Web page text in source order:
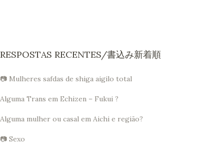
RESPOSTAS RECENTES/書込み新着順
📷 Mulheres safdas de shiga aigilo total
Alguma Trans em Echizen – Fukui ?
Alguma mulher ou casal em Aichi e região?
📷 Sexo